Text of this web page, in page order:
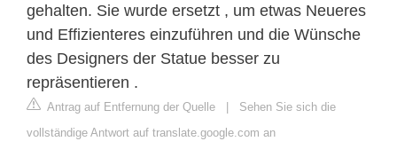
gehalten. Sie wurde ersetzt , um etwas Neueres
und Effizienteres einzuführen und die Wünsche
des Designers der Statue besser zu
repräsentieren .
Antrag auf Entfernung der Quelle | Sehen Sie sich die
vollständige Antwort auf translate.google.com an